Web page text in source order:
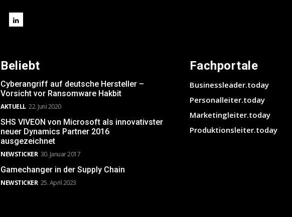
Beliebt
Cyberangriff auf deutsche Hersteller –
Vorsicht vor Ransomware Hakbit
AKTUELL 22. Juni 2020
SHS VIVEON von Microsoft als innovativster
neuer Dynamics Partner 2016
ausgezeichnet
NEWSTICKER 30. Januar 2017
Gamechanger in der Supply Chain
NEWSTICKER 25. April 2023
Fachportale
Businessleader.today
Personalleiter.today
Marketingleiter.today
Produktionsleiter.today